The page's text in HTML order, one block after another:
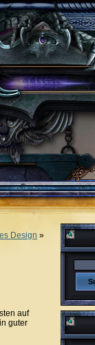
Design »
auf
guter